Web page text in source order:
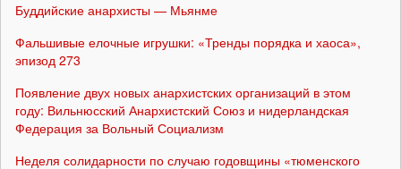
Буддийские анархисты — Мьянме
Фальшивые елочные игрушки: «Тренды порядка и хаоса»,
эпизод 273
Появление двух новых анархистских организаций в этом
году: Вильнюсский Анархистский Союз и нидерландская
Федерация за Вольный Социализм
Неделя солидарности по случаю годовщины «тюменского